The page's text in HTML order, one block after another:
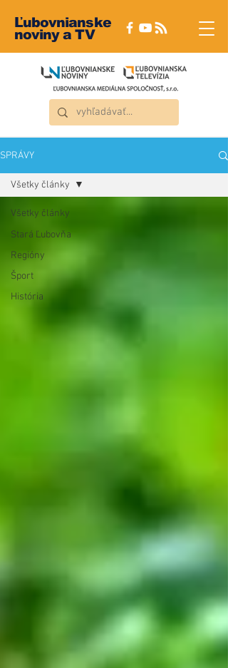
Ľubovnianske
noviny a TV
SPRÁVY
Všetky články
Stará Ľubovňa
Regióny
Šport
História
Všetky články